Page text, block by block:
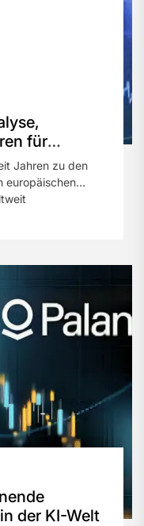
für
Jahren zu den
europäischen
der KI-Welt